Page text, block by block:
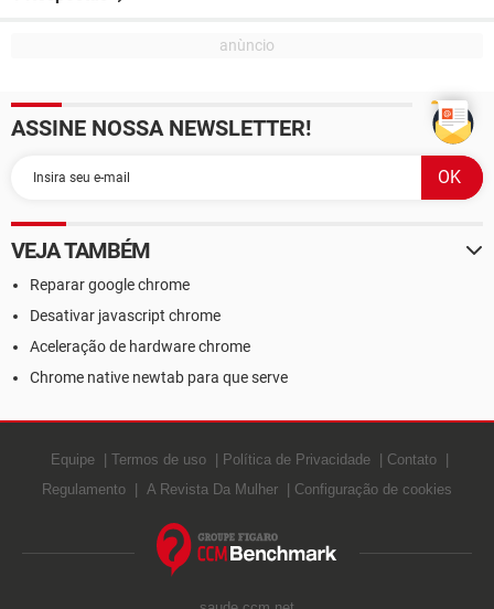
ASSINE NOSSA NEWSLETTER!
VEJA TAMBÉM
Reparar google chrome
Desativar javascript chrome
Aceleração de hardware chrome
Chrome native newtab para que serve
Equipe Termos de uso Política de Privacidade
Contato
Regulamento
A Revista Da Mulher Configuração de cookies